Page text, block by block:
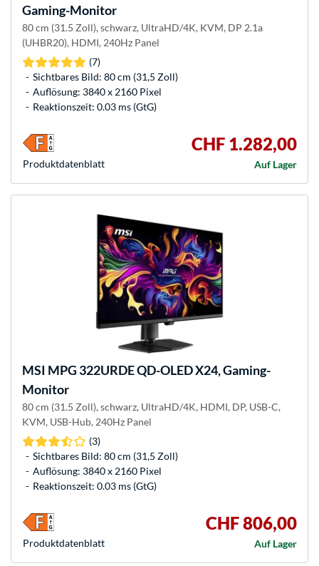
Gaming-Monitor
80 cm (31.5 Zoll), schwarz, UltraHD/4K, KVM, DP 2.1a
(UHBR20), HDMI, 240Hz Panel
(7)
Sichtbares Bild: 80 cm (31,5 Zoll)
Auflösung: 3840 x 2160 Pixel
Reaktionszeit: 0.03 ms (GtG)
CHF 1.282,00
Auf Lager
Produkt­datenblatt
MSI MPG 322URDE QD-OLED X24, Gaming-
Monitor
80 cm (31.5 Zoll), schwarz, UltraHD/4K, HDMI, DP, USB-C,
KVM, USB-Hub, 240Hz Panel
(3)
Sichtbares Bild: 80 cm (31,5 Zoll)
Auflösung: 3840 x 2160 Pixel
Reaktionszeit: 0.03 ms (GtG)
CHF 806,00
Auf Lager
Produkt­datenblatt